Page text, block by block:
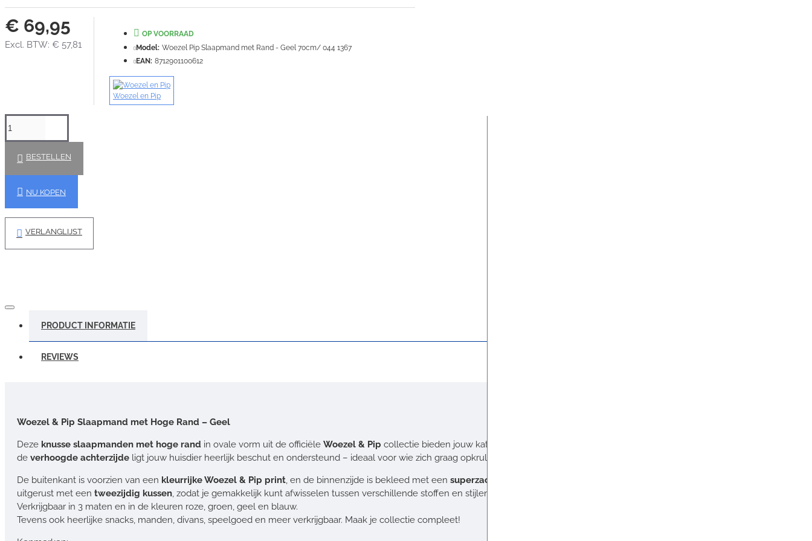
€ 69,95
Excl. BTW: € 57,81
OP VOORRAAD
Model: Woezel Pip Slaapmand met Rand - Geel 70cm/ 044 1367
EAN: 8712901100612
Woezel en Pip
BESTELLEN
NU KOPEN
VERLANGLIJST
PRODUCT INFORMATIE
REVIEWS
Woezel & Pip Slaapmand met Hoge Rand – Geel
Deze knusse slaapmanden met hoge rand in ovale vorm uit de officiële Woezel & Pip collectie bieden jouw kat of kleine hond een extra geborgen en comfortabele rustplek. Dankzij
de verhoogde achterzijde ligt jouw huisdier heerlijk beschut en ondersteund – ideaal voor wie zich graag opkrult en wegdroomt.
De buitenkant is voorzien van een kleurrijke Woezel & Pip print, en de binnenzijde is bekleed met een superzachte fleece
uitgerust met een tweezijdig kussen, zodat je gemakkelijk kunt afwisselen tussen verschillende stoffen en stijlen.
Verkrijgbaar in 3 maten en in de kleuren roze, groen, geel en blauw.
Tevens ook heerlijke snacks, manden, divans, speelgoed en meer verkrijgbaar. Maak je collectie compleet!